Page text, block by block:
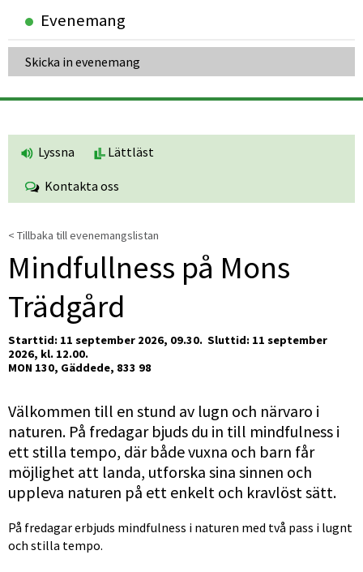
Evenemang
Skicka in evenemang
Lyssna Lättläst
Kontakta oss
< Tillbaka till evenemangslistan
Mindfullness på Mons
Trädgård
Starttid: 11 september 2026, 09.30. Sluttid: 11 september
2026, kl. 12.00.
MON 130, Gäddede, 833 98
Välkommen till en stund av lugn och närvaro i
naturen. På fredagar bjuds du in till mindfulness i
ett stilla tempo, där både vuxna och barn får
möjlighet att landa, utforska sina sinnen och
uppleva naturen på ett enkelt och kravlöst sätt.
På fredagar erbjuds mindfulness i naturen med två pass i lugnt
och stilla tempo.